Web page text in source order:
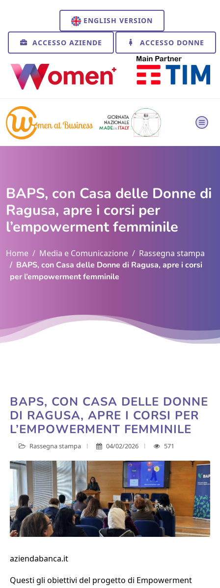
ENGLISH VERSION
ACCESSO AZIENDE ACCESSO DONNE
BAPS, con Casa delle Donne di
Ragusa, apre i corsi per
l’empowerment femminile
Home Media e Comunicazione
Rassegna stampa
BAPS, con Casa delle Donne di Ragusa, apre i corsi
per l’empowerment femminile
BAPS, CON CASA DELLE DONNE
DI RAGUSA, APRE I CORSI PER
L’EMPOWERMENT FEMMINILE
Rassegna stampa 04/02/2026 571
aziendabanca.it
Questi gli obiettivi del progetto di Empowerment